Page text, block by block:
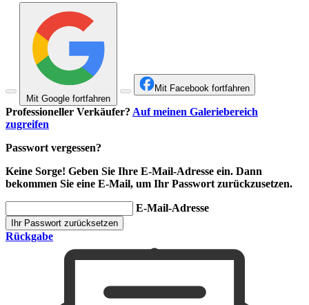
Mit Google fortfahren
Mit Facebook fortfahren
Professioneller Verkäufer? Auf meinen Galeriebereich
zugreifen
Passwort vergessen?
Keine Sorge! Geben Sie Ihre E-Mail-Adresse ein. Dann
bekommen Sie eine E-Mail, um Ihr Passwort zurückzusetzen.
E-Mail-Adresse
Ihr Passwort zurücksetzen
Rückgabe